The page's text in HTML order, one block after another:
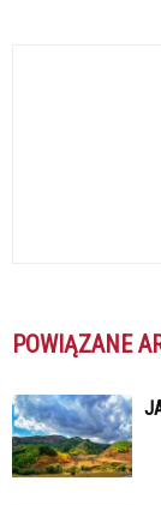
POWIĄZANE